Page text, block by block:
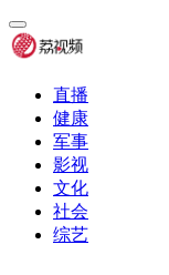
直播
健康
军事
影视
文化
社会
综艺